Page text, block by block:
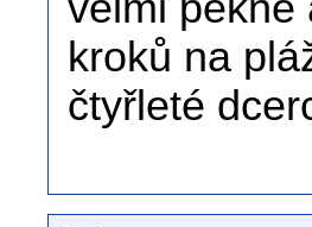
kroků na
čtyřleté